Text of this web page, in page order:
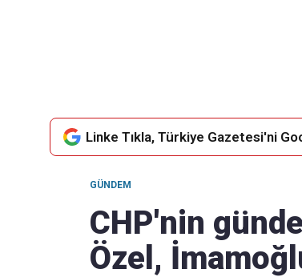
Linke Tıkla, Türkiye Gazetesi'ni
GÜNDEM
CHP'nin
Özel,